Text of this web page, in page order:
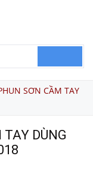
SƠN CẦM TAY
DÙNG